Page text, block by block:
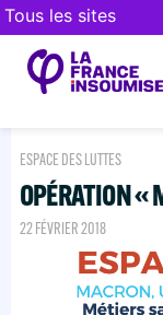
Tous les sites
ESPACE DES LUTTES
OPÉRATION «
22 FÉVRIER 2018